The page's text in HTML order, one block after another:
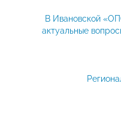
В Ивановской
актуальные